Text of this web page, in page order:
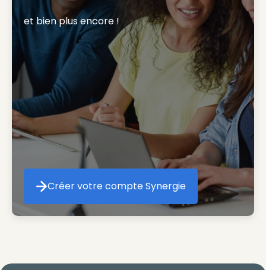
et bien plus encore !
Créer votre compte Synergie
Créer votre compte Synergie